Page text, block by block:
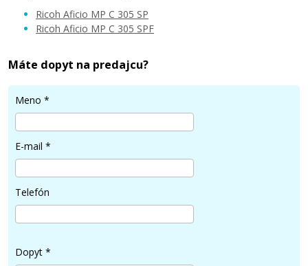
41,90 €
Originálna odpadová nádobka Ricoh
D1176401
Ricoh Aficio MP C 305 SP
Ricoh Aficio MP C 305 SPF
Máte dopyt na predajcu?
Meno *
E-mail *
Telefón
Dopyt *